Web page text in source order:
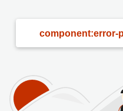
component:error-